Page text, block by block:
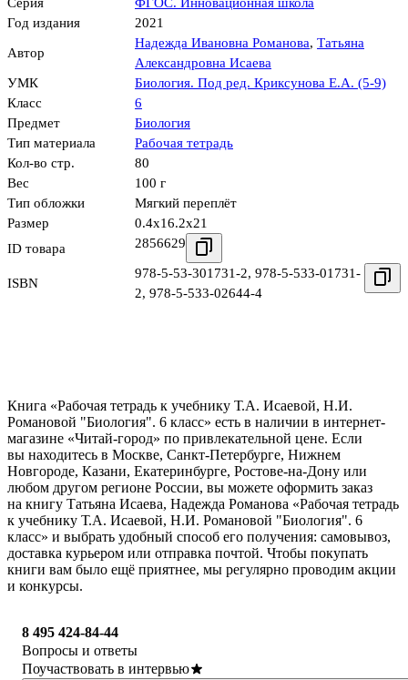
Серия
ФГОС. Инновационная школа
Год издания
2021
Автор
Надежда Ивановна Романова, Татьяна
Александровна Исаева
УМК
Биология. Под ред. Криксунова Е.А. (5-9)
Класс
6
Предмет
Биология
Тип материала
Рабочая тетрадь
Кол-во стр.
80
Вес
100 г
Тип обложки
Мягкий переплёт
Размер
0.4x16.2x21
ID товара
2856629
ISBN
978-5-53-301731-2, 978-5-533-01731-
2, 978-5-533-02644-4
Книга «Рабочая тетрадь к учебнику Т.А. Исаевой, Н.И.
Романовой "Биология". 6 класс» есть в наличии в интернет-
магазине «Читай-город» по привлекательной цене. Если
вы находитесь в Москве, Санкт-Петербурге, Нижнем
Новгороде, Казани, Екатеринбурге, Ростове-на-Дону или
любом другом регионе России, вы можете оформить заказ
на книгу Татьяна Исаева, Надежда Романова «Рабочая тетрадь
к учебнику Т.А. Исаевой, Н.И. Романовой "Биология". 6
класс» и выбрать удобный способ его получения: самовывоз,
доставка курьером или отправка почтой. Чтобы покупать
книги вам было ещё приятнее, мы регулярно проводим акции
и конкурсы.
8 495 424-84-44
Вопросы и ответы
Поучаствовать в интервью